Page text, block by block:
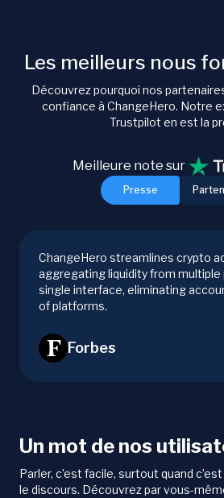
Les meilleurs nous
Découvrez pourquoi nos
confiance à ChangeHero. Notre
Trustpilot en est la
Presse
Meilleure note sur
ChangeHero streamlines crypto
aggregating liquidity from multiple
single interface, eliminating
of platforms.
Forbes
Un mot de nos
Parler, c’est facile, surtout quand
le discours. Découvrez par vous-